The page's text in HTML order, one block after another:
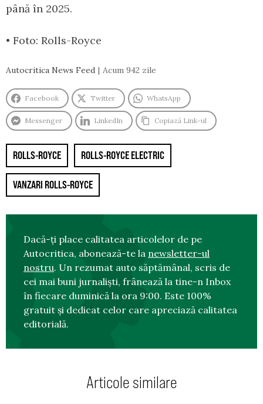
până în 2025.
• Foto: Rolls-Royce
Autocritica News Feed Acum 942 zile
Facebook Twitter WhatsApp
Messenger LinkedIn Copiază Link-ul
ROLLS-ROYCE ROLLS-ROYCE ELECTRIC
VANZARI ROLLS-ROYCE
Dacă-ți place calitatea articolelor de pe
Autocritica, abonează-te la newsletter-ul
nostru. Un rezumat auto săptămânal, scris de
cei mai buni jurnaliști, frânează la tine-n Inbox
în fiecare duminică la ora 9:00. Este 100%
gratuit și dedicat celor care apreciază calitatea
editorială.
Articole similare